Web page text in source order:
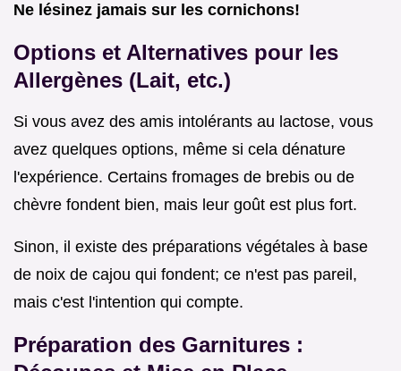
Ne lésinez jamais sur les cornichons!
Options et Alternatives pour les
Allergènes (Lait, etc.)
Si vous avez des amis intolérants au lactose, vous
avez quelques options, même si cela dénature
l'expérience. Certains fromages de brebis ou de
chèvre fondent bien, mais leur goût est plus fort.
Sinon, il existe des préparations végétales à base
de noix de cajou qui fondent; ce n'est pas pareil,
mais c'est l'intention qui compte.
Préparation des Garnitures :